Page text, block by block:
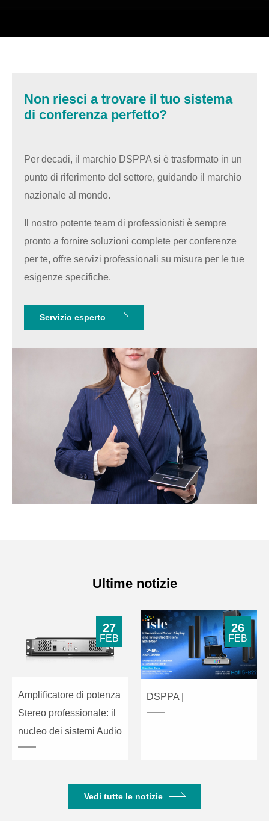
Non riesci a trovare il tuo sistema
di conferenza perfetto?
Per decadi, il marchio DSPPA si è trasformato in un
punto di riferimento del settore, guidando il marchio
nazionale al mondo.
Il nostro potente team di professionisti è sempre
pronto a fornire soluzioni complete per conferenze
per te, offre servizi professionali su misura per le tue
esigenze specifiche.
Servizio esperto
Ultime notizie
Amplificatore di potenza
Stereo professionale: il
nucleo dei sistemi Audio
27
FEB
DSPPA |
26
FEB
Vedi tutte le notizie